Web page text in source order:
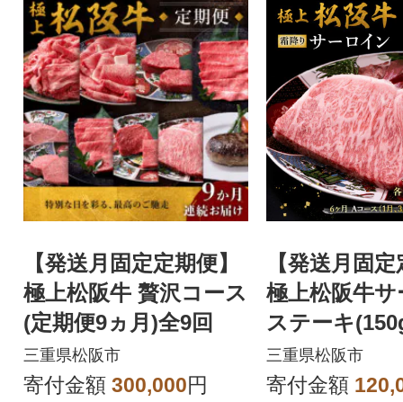
【発送月固定定期便】
極上松阪牛 贅沢コース
(定期便9ヵ月)全9回
三重県松阪市
寄付金額 300,000円
【発送月固
極上松阪牛
ステーキ
か月 Aコース
三重県松阪市
寄付金額